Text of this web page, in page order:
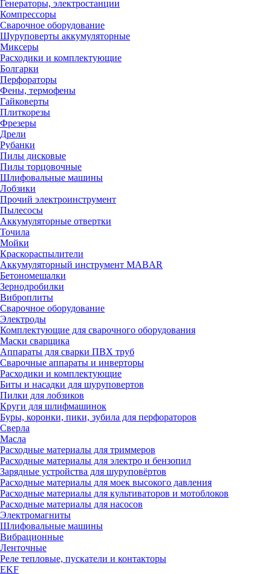
Генераторы, электростанции
Компрессоры
Сварочное оборудование
Шуруповерты аккумуляторные
Миксеры
Расходики и комплектующие
Болгарки
Перфораторы
Фены, термофены
Гайковерты
Плиткорезы
Фрезеры
Дрели
Рубанки
Пилы дисковые
Пилы торцовочные
Шлифовальные машины
Лобзики
Прочий электроинструмент
Пылесосы
Аккумуляторные отвертки
Точила
Мойки
Краскораспылители
Аккумуляторный инструмент MABAR
Бетономешалки
Зернодробилки
Виброплиты
Сварочное оборудование
Электроды
Комплектующие для сварочного оборудования
Маски сварщика
Аппараты для сварки ПВХ труб
Сварочные аппараты и инверторы
Расходики и комплектующие
Биты и насадки для шуруповертов
Пилки для лобзиков
Круги для шлифмашинок
Буры, коронки, пики, зубила для перфораторов
Сверла
Масла
Расходные материалы для триммеров
Расходные материалы для электро и бензопил
Зарядные устройства для шуруповёртов
Расходные материалы для моек высокого давления
Расходные материалы для культиваторов и мотоблоков
Расходные материалы для насосов
Электромагниты
Шлифовальные машины
Вибрационные
Ленточные
Реле тепловые, пускатели и контакторы
EKF